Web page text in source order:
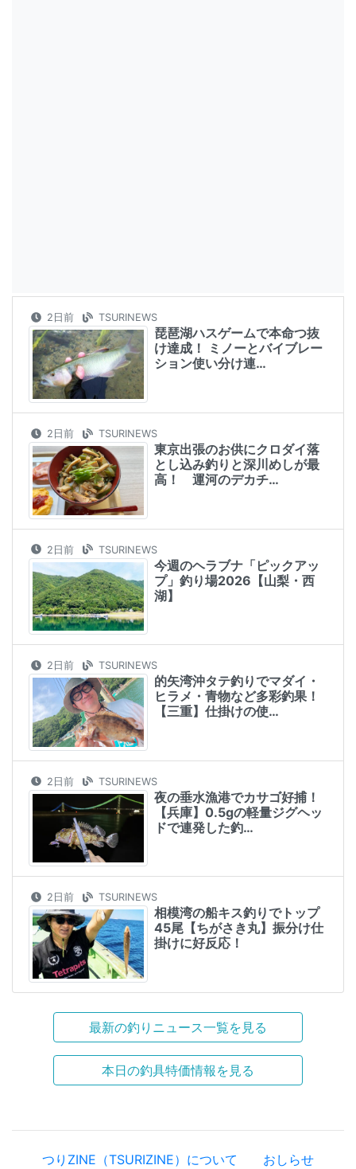
2日前 TSURINEWS
琵琶湖ハスゲームで本命つ抜
け達成！ ミノーとバイブレー
ション使い分け連…
2日前 TSURINEWS
東京出張のお供にクロダイ落
とし込み釣りと深川めしが最
高！ 運河のデカチ…
2日前 TSURINEWS
今週のヘラブナ「ピックアッ
プ」釣り場2026【山梨・西
湖】
2日前 TSURINEWS
的矢湾沖タテ釣りでマダイ・
ヒラメ・青物など多彩釣果！
【三重】仕掛けの使…
2日前 TSURINEWS
夜の垂水漁港でカサゴ好捕！
【兵庫】0.5gの軽量ジグヘッ
ドで連発した釣…
2日前 TSURINEWS
相模湾の船キス釣りでトップ
45尾【ちがさき丸】振分け仕
掛けに好反応！
最新の釣りニュース一覧を見る
本日の釣具特価情報を見る
つりZINE（TSURIZINE）について おしらせ